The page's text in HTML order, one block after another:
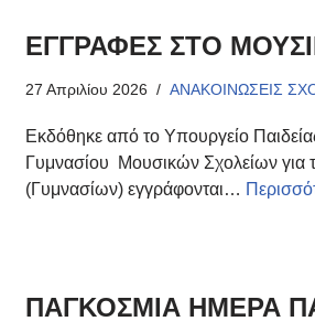
ΕΓΓΡΑΦΕΣ ΣΤΟ
27 Απριλίου 2026 ΑΝΑΚΟΙΝΩΣΕΙΣ
Εκδόθηκε από το Υπουργείο
Γυμνασίου Μουσικών Σχολείων για
(Γυμνασίων) εγγράφονται…
ΠΑΓΚΟΣΜΙΑ ΗΜΕΡΑ